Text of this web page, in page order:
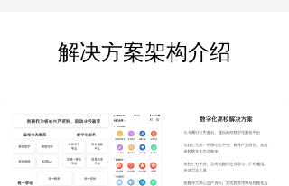
解决方案架构介绍